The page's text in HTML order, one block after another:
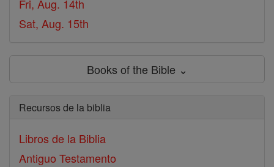
Fri, Aug. 14th
Sat, Aug. 15th
Books of the Bible ⌄
Recursos de la biblia
Libros de la Biblia
Antiguo Testamento